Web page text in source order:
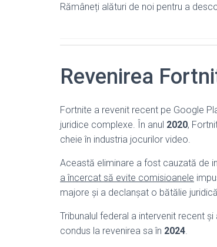
Rămâneți alături de noi pentru a
Revenirea
Fortnite a revenit recent pe Google
juridice complexe. În anul 2020,
cheie în industria jocurilor video.
Această eliminare a fost cauzată de
a încercat să evite comisioanele
majore și a declanșat o bătălie
Tribunalul federal a intervenit recent
condus la revenirea sa în 2024.